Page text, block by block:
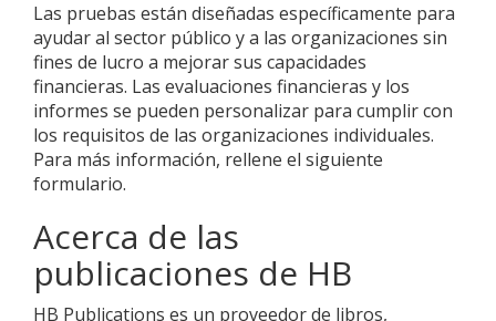
Las pruebas están diseñadas específicamente para
ayudar al sector público y a las organizaciones sin
fines de lucro a mejorar sus capacidades
financieras. Las evaluaciones financieras y los
informes se pueden personalizar para cumplir con
los requisitos de las organizaciones individuales.
Para más información, rellene el siguiente
formulario.
Acerca de las
publicaciones de HB
HB Publications es un proveedor de libros,